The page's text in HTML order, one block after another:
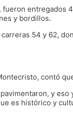
y bordillos.
54 y 62,
contó
y
es histórico y